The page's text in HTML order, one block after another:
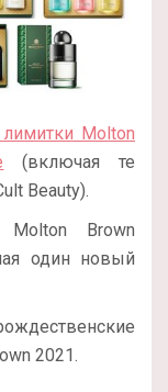
Molton
(включая те
Beauty).
Molton Brown
один новый
2021.